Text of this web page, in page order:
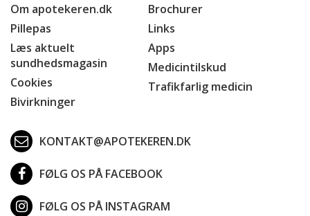
Om apotekeren.dk
Pillepas
Læs aktuelt
sundhedsmagasin
Cookies
Bivirkninger
Brochurer
Links
Apps
Medicintilskud
Trafikfarlig medicin
KONTAKT@APOTEKEREN.DK
FØLG OS PÅ FACEBOOK
FØLG OS PÅ INSTAGRAM